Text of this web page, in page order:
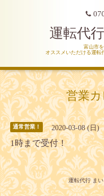
運転代
富山市
オススメいただける運転
営業
通常営業！ 2020-03-08 (日)
1時まで受付！
運転代行 ま